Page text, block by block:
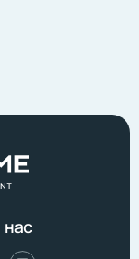
нас